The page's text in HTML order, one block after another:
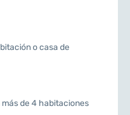
o casa de
de 4 habitaciones